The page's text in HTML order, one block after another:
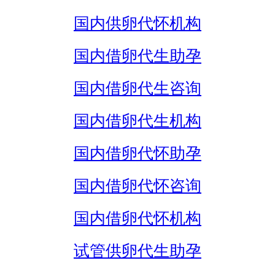
国内供卵代怀机构
国内借卵代生助孕
国内借卵代生咨询
国内借卵代生机构
国内借卵代怀助孕
国内借卵代怀咨询
国内借卵代怀机构
试管供卵代生助孕